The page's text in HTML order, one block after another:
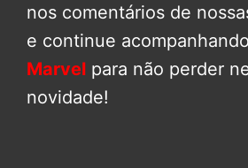
nos comentários de
e continue
Marvel para não perder
novidade!